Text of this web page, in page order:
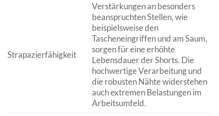
Strapazierfähigkeit
Verstärkungen an besonders
beanspruchten Stellen, wie
beispielsweise den
Tascheneingriffen und am Saum,
sorgen für eine erhöhte
Lebensdauer der Shorts. Die
hochwertige Verarbeitung und
die robusten Nähte widerstehen
auch extremen Belastungen im
Arbeitsumfeld.